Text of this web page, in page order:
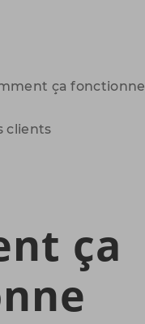
ça fonctionne
clients
ça